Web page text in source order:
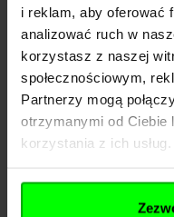
i reklam, aby oferować
analizować ruch w
korzystasz z naszej
społecznościowym,
Partnerzy mogą
otrzymanymi od Ciebie
korzystania z ich usług.
Zasilanie
Latarka Walther
bateriami CR123 (3
18650.
Możliwość użycia
zwiększenie
lumenów.
aluminiowa oraz
praktycznym